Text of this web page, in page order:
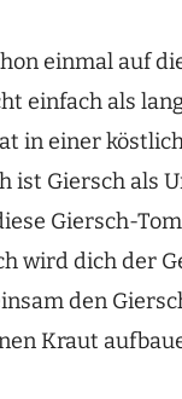
einmal auf
einfach als
in einer
ist Giersch als
Giersch-
wird dich der
den
Kraut